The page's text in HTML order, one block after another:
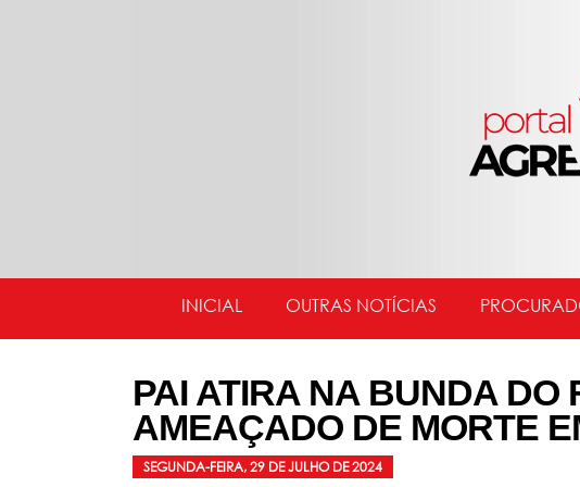
INICIAL OUTRAS NOTÍCIAS
PAI ATIRA NA BUNDA DO
AMEAÇADO DE MORTE
SEGUNDA-FEIRA, 29 DE JULHO DE 2024